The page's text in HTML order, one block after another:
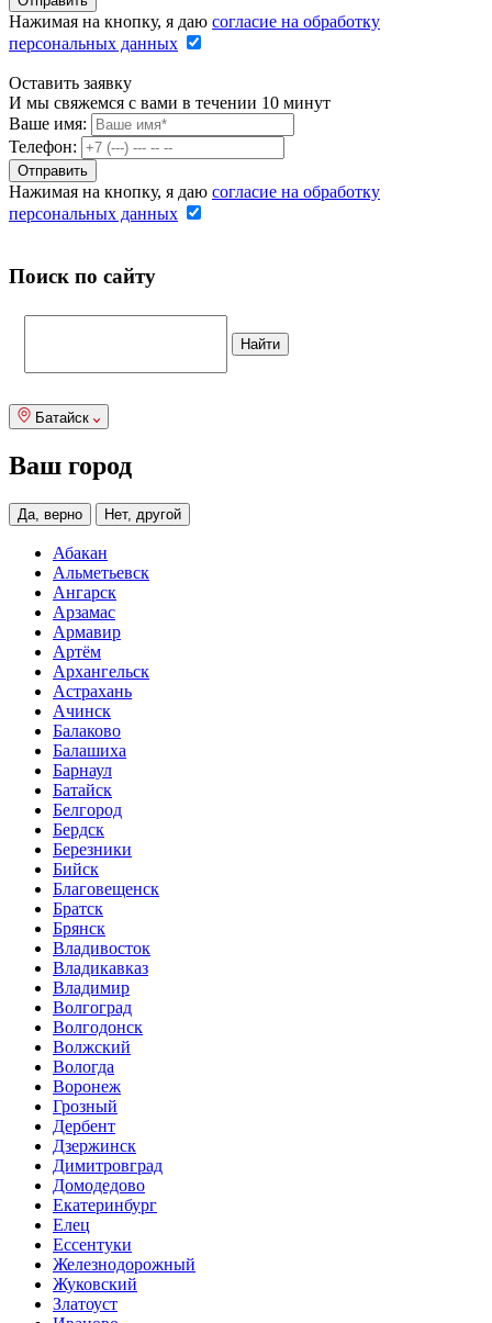
Нажимая на кнопку, я даю согласие на обработку
персональных данных
Оставить заявку
И мы свяжемся с вами в течении 10 минут
Ваше имя:
Телефон:
Нажимая на кнопку, я даю согласие на обработку
персональных данных
Поиск по сайту
Батайск
Ваш город
Да, верно Нет, другой
Абакан
Альметьевск
Ангарск
Арзамас
Армавир
Артём
Архангельск
Астрахань
Ачинск
Балаково
Балашиха
Барнаул
Батайск
Белгород
Бердск
Березники
Бийск
Благовещенск
Братск
Брянск
Владивосток
Владикавказ
Владимир
Волгоград
Волгодонск
Волжский
Вологда
Воронеж
Грозный
Дербент
Дзержинск
Димитровград
Домодедово
Екатеринбург
Елец
Ессентуки
Железнодорожный
Жуковский
Златоуст